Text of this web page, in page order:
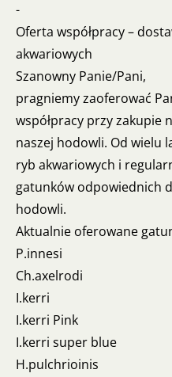
-
Oferta współpracy –
akwariowych
Szanowny Panie/Pani,
pragniemy zaoferować
współpracy przy zakupie
naszej hodowli. Od wielu
ryb akwariowych i
gatunków odpowiednich
hodowli.
Aktualnie oferowane
P.innesi
Ch.axelrodi
I.kerri
I.kerri Pink
I.kerri super blue
H.pulchrioinis